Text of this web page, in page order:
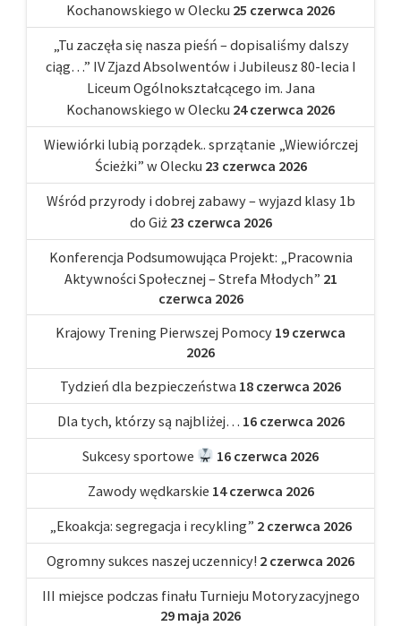
Kochanowskiego w Olecku 25 czerwca 2026
„Tu zaczęła się nasza pieśń – dopisaliśmy dalszy
ciąg…” IV Zjazd Absolwentów i Jubileusz 80-lecia I
Liceum Ogólnokształcącego im. Jana
Kochanowskiego w Olecku 24 czerwca 2026
Wiewiórki lubią porządek.. sprzątanie „Wiewiórczej
Ścieżki” w Olecku 23 czerwca 2026
Wśród przyrody i dobrej zabawy – wyjazd klasy 1b
do Giż 23 czerwca 2026
Konferencja Podsumowująca Projekt: „Pracownia
Aktywności Społecznej – Strefa Młodych” 21
czerwca 2026
Krajowy Trening Pierwszej Pomocy 19 czerwca
2026
Tydzień dla bezpieczeństwa 18 czerwca 2026
Dla tych, którzy są najbliżej… 16 czerwca 2026
Sukcesy sportowe
16 czerwca 2026
Zawody wędkarskie 14 czerwca 2026
„Ekoakcja: segregacja i recykling” 2 czerwca 2026
Ogromny sukces naszej uczennicy! 2 czerwca 2026
III miejsce podczas finału Turnieju Motoryzacyjnego
29 maja 2026